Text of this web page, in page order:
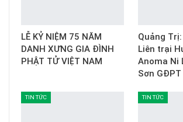
LỄ KỶ NIỆM 75 NĂM
DANH XƯNG GIA ĐÌNH
PHẬT TỬ VIỆT NAM
Quảng
Liên trại
Anoma Ni
Sơn
TIN TỨC TIN TỨC